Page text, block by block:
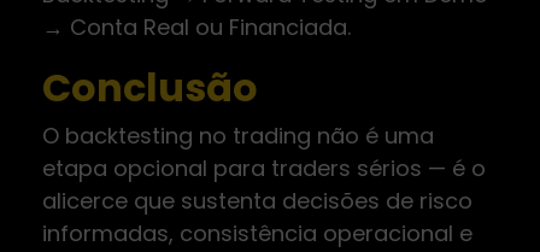
→ Conta Real ou Financiada.
Conclusão
O backtesting no trading não é uma
etapa opcional para traders sérios — é o
alicerce que sustenta decisões de risco
informadas, consistência operacional e